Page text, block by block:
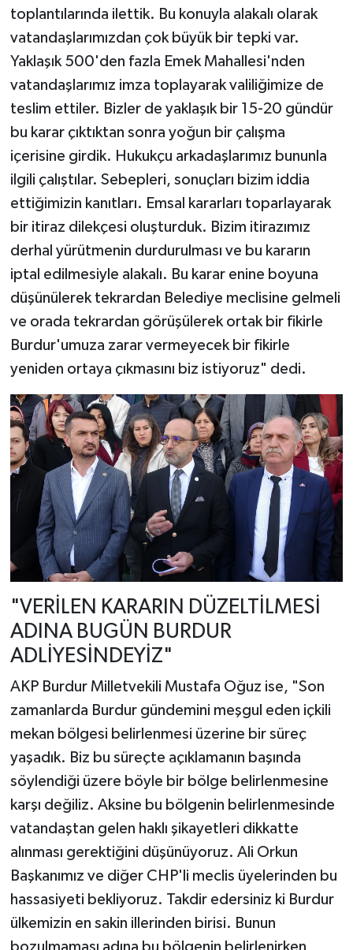
toplantılarında ilettik. Bu konuyla alakalı olarak
vatandaşlarımızdan çok büyük bir tepki var.
Yaklaşık 500'den fazla Emek Mahallesi'nden
vatandaşlarımız imza toplayarak valiliğimize de
teslim ettiler. Bizler de yaklaşık bir 15-20 gündür
bu karar çıktıktan sonra yoğun bir çalışma
içerisine girdik. Hukukçu arkadaşlarımız bununla
ilgili çalıştılar. Sebepleri, sonuçları bizim iddia
ettiğimizin kanıtları. Emsal kararları toparlayarak
bir itiraz dilekçesi oluşturduk. Bizim itirazımız
derhal yürütmenin durdurulması ve bu kararın
iptal edilmesiyle alakalı. Bu karar enine boyuna
düşünülerek tekrardan Belediye meclisine gelmeli
ve orada tekrardan görüşülerek ortak bir fikirle
Burdur'umuza zarar vermeyecek bir fikirle
yeniden ortaya çıkmasını biz istiyoruz" dedi.
"VERİLEN KARARIN DÜZELTİLMESİ
ADINA BUGÜN BURDUR
ADLİYESİNDEYİZ"
AKP Burdur Milletvekili Mustafa Oğuz ise, "Son
zamanlarda Burdur gündemini meşgul eden içkili
mekan bölgesi belirlenmesi üzerine bir süreç
yaşadık. Biz bu süreçte açıklamanın başında
söylendiği üzere böyle bir bölge belirlenmesine
karşı değiliz. Aksine bu bölgenin belirlenmesinde
vatandaştan gelen haklı şikayetleri dikkatte
alınması gerektiğini düşünüyoruz. Ali Orkun
Başkanımız ve diğer CHP'li meclis üyelerinden bu
hassasiyeti bekliyoruz. Takdir edersiniz ki Burdur
ülkemizin en sakin illerinden birisi. Bunun